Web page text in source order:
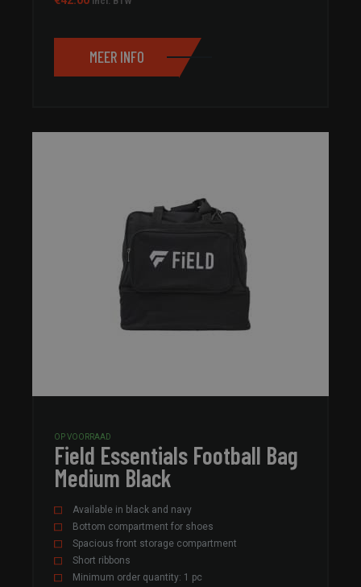
MEER INFO
OP VOORRAAD
Field Essentials Football Bag
Medium Black
Available in black and navy
Bottom compartment for shoes
Spacious front storage compartment
Short ribbons
Minimum order quantity: 1 pc